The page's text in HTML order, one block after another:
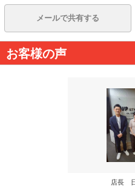
メールで共有する
お客様の声
店長